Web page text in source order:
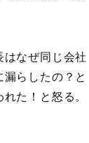
なぜ同じ会社
らしたの？と
た！と怒る。